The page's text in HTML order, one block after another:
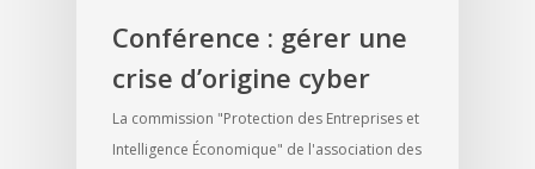
Conférence : gérer une
crise d’origine cyber
La commission "Protection des Entreprises et
Intelligence Économique" de l'association des